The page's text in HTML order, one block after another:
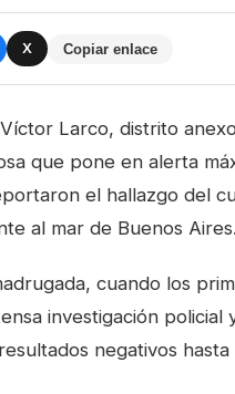
X Copiar enlace
Larco, distrito
que pone en alerta
el hallazgo del
al mar de Buenos
cuando los
investigación policial
negativos